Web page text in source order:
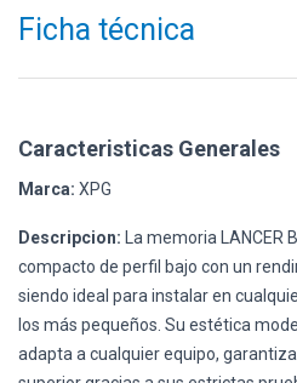
Ficha técnica
Caracteristicas Generales
Marca: XPG
Descripcion: La memoria LANCER
compacto de perfil bajo con un
siendo ideal para instalar en
los más pequeños. Su estética
adapta a cualquier equipo,